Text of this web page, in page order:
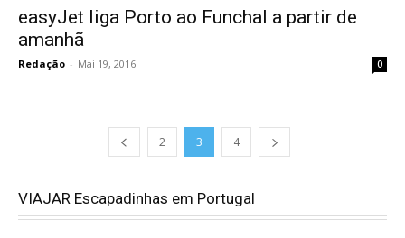
easyJet liga Porto ao Funchal a partir de
amanhã
Redação - Mai 19, 2016 0
2 3 4
VIAJAR Escapadinhas em Portugal